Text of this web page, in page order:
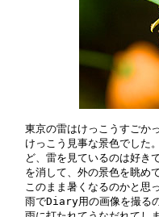
東京の雷はけっこうすごか
けっこう見事な景色でした
ど、雷を見ているのは好き
を消して、外の景色を眺め
このまま暑くなるのかと思
雨でDiary用の画像を撮る